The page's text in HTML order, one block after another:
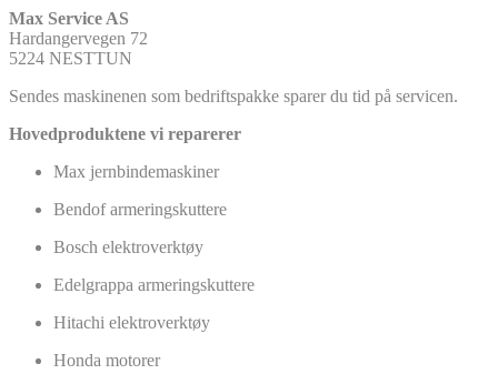
Max Service AS
Hardangervegen 72
5224 NESTTUN
Sendes maskinenen som bedriftspakke sparer du tid på servicen.
Hovedproduktene vi reparerer
Max jernbindemaskiner
Bendof armeringskuttere
Bosch elektroverktøy
Edelgrappa armeringskuttere
Hitachi elektroverktøy
Honda motorer